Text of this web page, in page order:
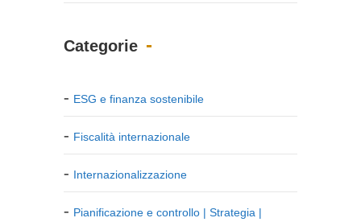
Categorie
ESG e finanza sostenibile
Fiscalità internazionale
Internazionalizzazione
Pianificazione e controllo | Strategia |